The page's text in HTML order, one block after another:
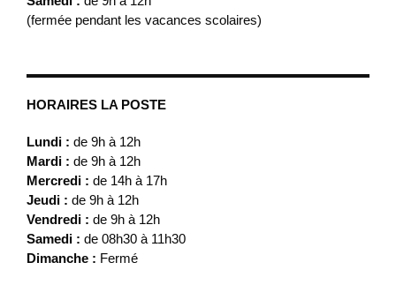
(fermée pendant les vacances scolaires)
HORAIRES LA POSTE
Lundi : de 9h à 12h
Mardi : de 9h à 12h
Mercredi : de 14h à 17h
Jeudi : de 9h à 12h
Vendredi : de 9h à 12h
Samedi : de 08h30 à 11h30
Dimanche : Fermé